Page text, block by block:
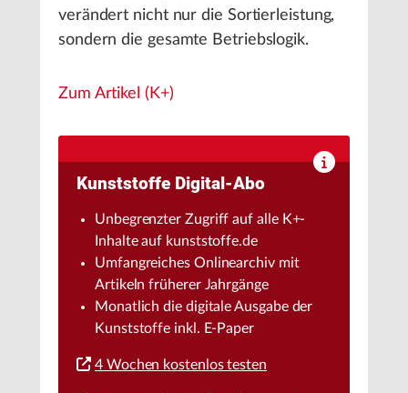
verändert nicht nur die Sortierleistung,
sondern die gesamte Betriebslogik.
Zum Artikel (K+)
Kunststoffe Digital-Abo
Unbegrenzter Zugriff auf alle K+-
Inhalte auf kunststoffe.de
Umfangreiches Onlinearchiv mit
Artikeln früherer Jahrgänge
Monatlich die digitale Ausgabe der
Kunststoffe inkl. E-Paper
4 Wochen kostenlos testen